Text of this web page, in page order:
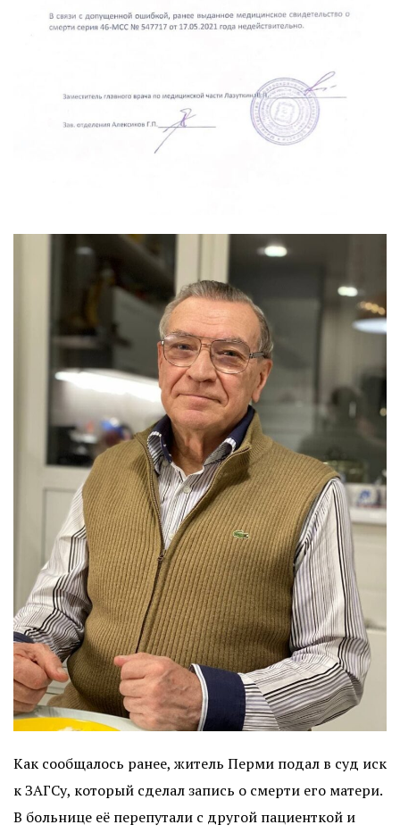
Как сообщалось ранее, житель Перми подал в суд иск
к ЗАГСу, который сделал запись о смерти его матери.
В больнице её перепутали с другой пациенткой и